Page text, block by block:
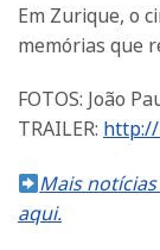
Em Zurique, o
memórias que
FOTOS: João
TRAILER:
Mais
aqui.